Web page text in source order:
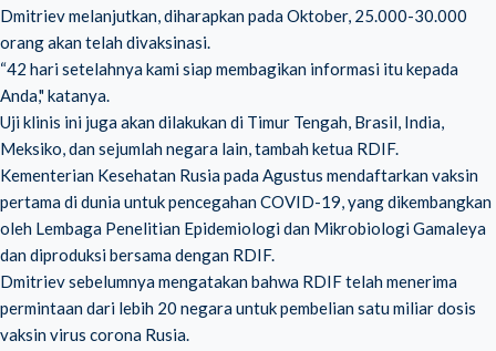
Dmitriev melanjutkan, diharapkan pada Oktober, 25.000-30.000
orang akan telah divaksinasi.
“42 hari setelahnya kami siap membagikan informasi itu kepada
Anda," katanya.
Uji klinis ini juga akan dilakukan di Timur Tengah, Brasil, India,
Meksiko, dan sejumlah negara lain, tambah ketua RDIF.
Kementerian Kesehatan Rusia pada Agustus mendaftarkan vaksin
pertama di dunia untuk pencegahan COVID-19, yang dikembangkan
oleh Lembaga Penelitian Epidemiologi dan Mikrobiologi Gamaleya
dan diproduksi bersama dengan RDIF.
Dmitriev sebelumnya mengatakan bahwa RDIF telah menerima
permintaan dari lebih 20 negara untuk pembelian satu miliar dosis
vaksin virus corona Rusia.